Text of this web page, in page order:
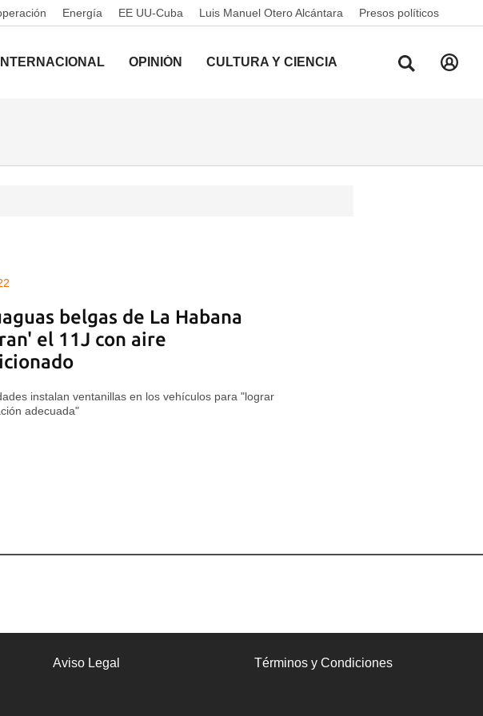
Energía EE UU-Cuba Luis Manuel Otero Alcántara Presos políticos
INTERNACIONAL OPINIÓN CULTURA Y CIENCIA
belgas de La Habana
el 11J con aire
instalan ventanillas en los vehículos para "lograr
adecuada"
Aviso Legal Términos y Condiciones